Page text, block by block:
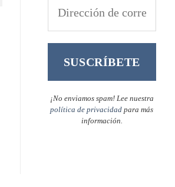
¡No enviamos spam! Lee nuestra
política de privacidad para más
información.